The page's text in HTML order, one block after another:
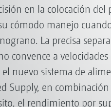
en la colocación del
cómodo manejo
La precisa
convence a
nuevo sistema de
Supply, en
el rendimiento por